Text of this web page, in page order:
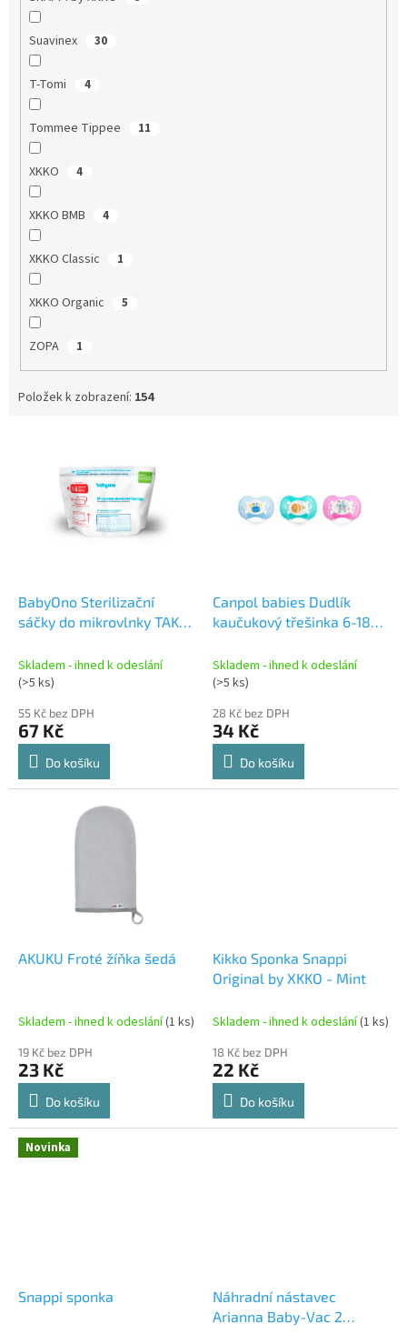
Suavinex 30
T-Tomi 4
Tommee Tippee 11
XKKO 4
XKKO BMB 4
XKKO Classic 1
XKKO Organic 5
ZOPA 1
Položek k zobrazení: 154
BabyOno Sterilizační
sáčky do mikrovlnky TAKE
Skladem - ihned k odeslání
(>5 ks)
55 Kč bez DPH
67 Kč
Do košíku
Canpol babies Dudlík
kaučukový třešinka 6-18m
22/607
Skladem - ihned k odeslání
(>5 ks)
28 Kč bez DPH
34 Kč
Do košíku
AKUKU Froté žíňka šedá
Skladem - ihned k odeslání(1 ks)
19 Kč bez DPH
23 Kč
Do košíku
Kikko Sponka Snappi
Original by XKKO - Mint
Skladem - ihned k odeslání(1 ks)
18 Kč bez DPH
22 Kč
Do košíku
Novinka
Snappi sponka
Náhradní nástavec
Arianna Baby-Vac 2